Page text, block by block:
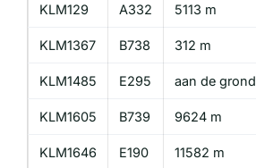
KLM129 A332 5113 m
KLM1367 B738 312 m
KLM1485 E295 aan de grond
KLM1605 B739 9624 m
KLM1646 E190 11582 m